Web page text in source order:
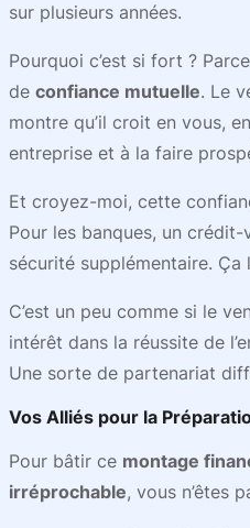
sur plusieurs années.
Pourquoi c’est si fort ?
de confiance mutuelle. Le
montre qu’il croit en vous,
entreprise et à la faire
Et croyez-moi, cette
Pour les banques, un crédit-
sécurité supplémentaire. Ça
C’est un peu comme si le
intérêt dans la réussite de
Une sorte de partenariat
Vos Alliés pour la
Pour bâtir ce montage
irréprochable, vous n’êtes